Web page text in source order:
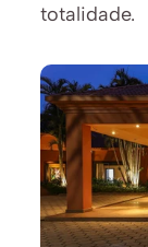
totalidade.